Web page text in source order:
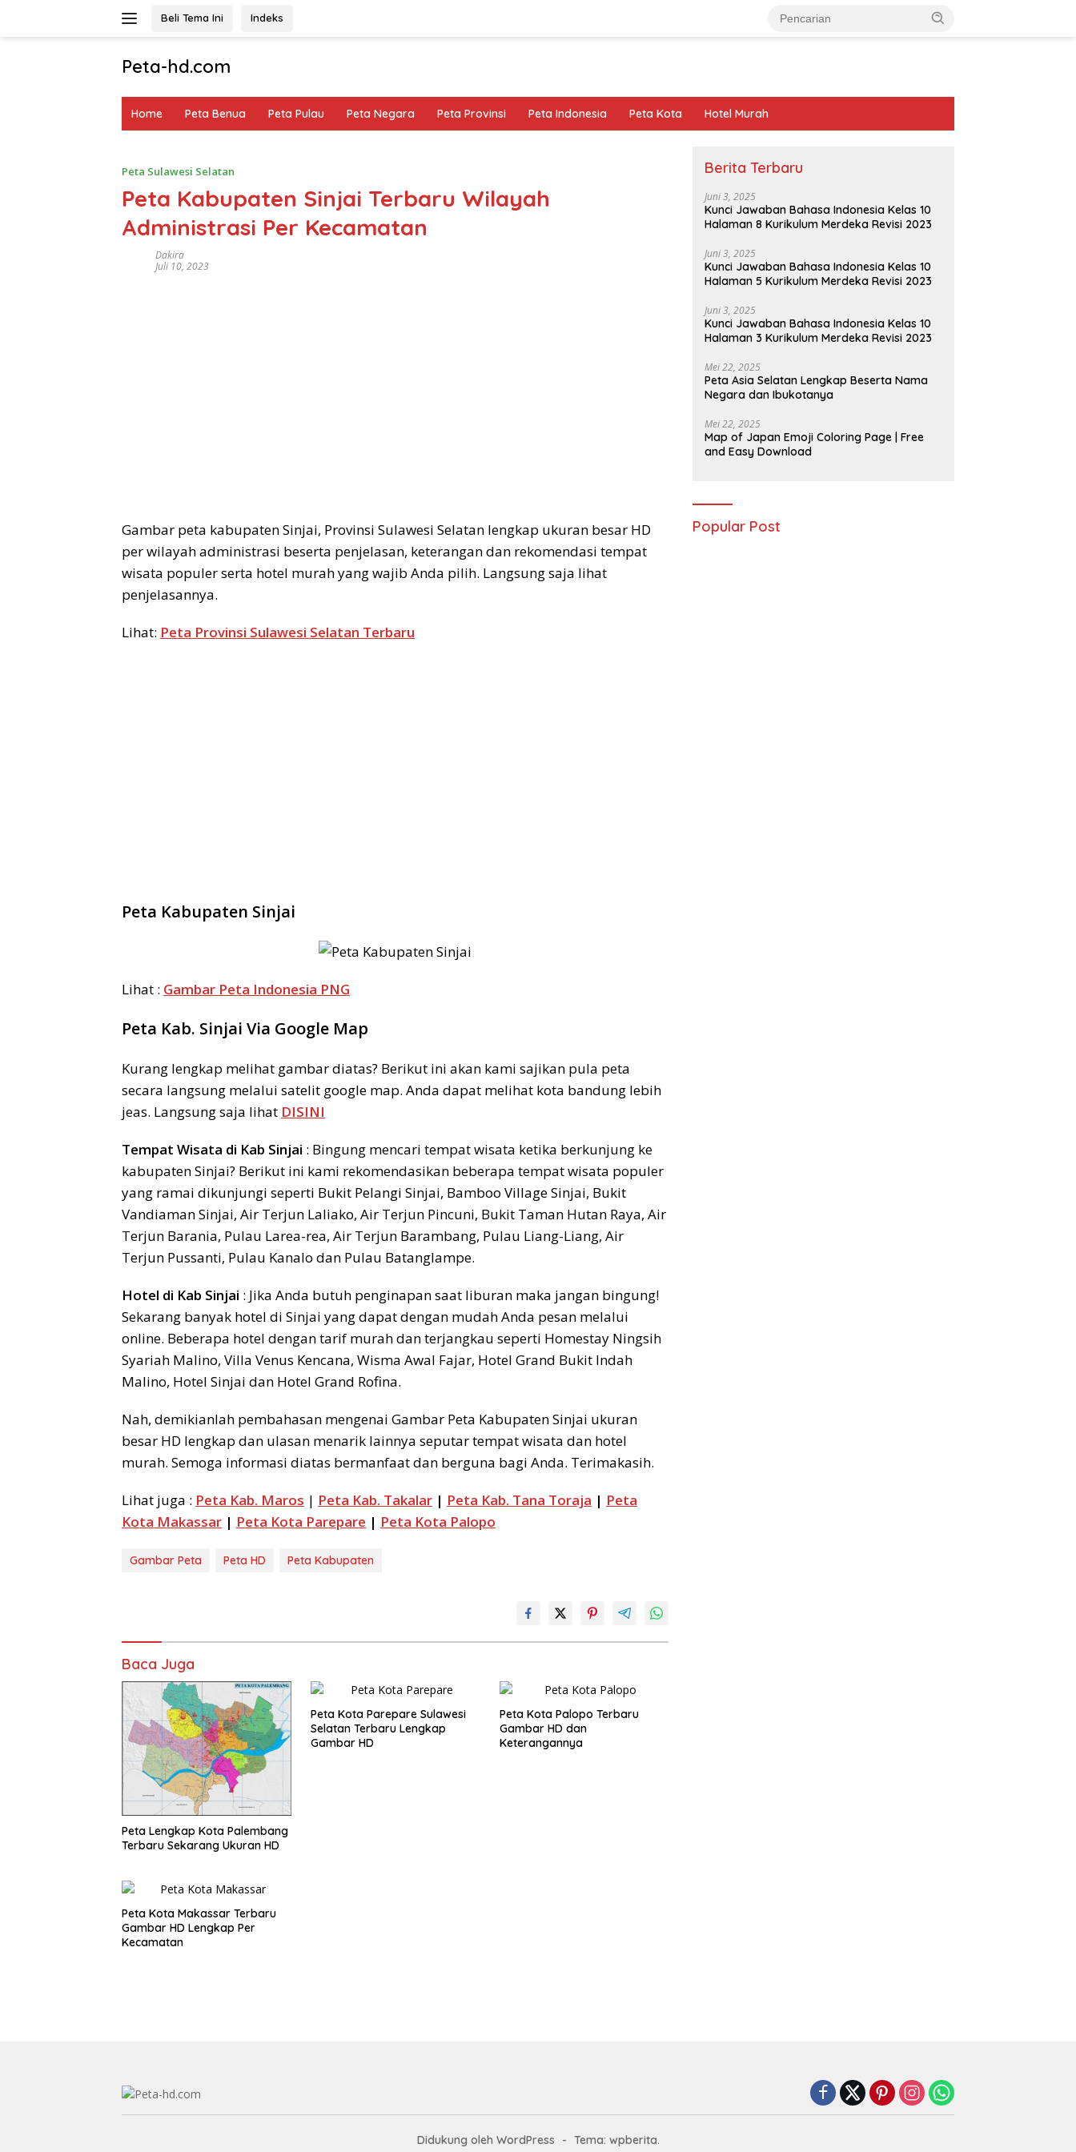
Beli Tema Ini Indeks
Peta-hd.com
Gambar
Home Peta Benua Peta Pulau Peta Negara Peta Provinsi Peta Indonesia Peta Kota Hotel Murah
Peta Sulawesi Selatan
Peta Kabupaten Sinjai Terbaru Wilayah
Administrasi Per Kecamatan
Dakira
Juli 10, 2023
Gambar peta kabupaten Sinjai, Provinsi Sulawesi Selatan lengkap ukuran besar HD
per wilayah administrasi beserta penjelasan, keterangan dan rekomendasi tempat
wisata populer serta hotel murah yang wajib Anda pilih. Langsung saja lihat
penjelasannya.
Lihat: Peta Provinsi Sulawesi Selatan Terbaru
Peta Kabupaten Sinjai
Lihat : Gambar Peta Indonesia PNG
Peta Kab. Sinjai Via Google Map
Kurang lengkap melihat gambar diatas? Berikut ini akan kami sajikan pula peta
secara langsung melalui satelit google map. Anda dapat melihat kota bandung lebih
jeas. Langsung saja lihat DISINI
Tempat Wisata di Kab Sinjai : Bingung mencari tempat wisata ketika berkunjung ke
kabupaten Sinjai? Berikut ini kami rekomendasikan beberapa tempat wisata populer
yang ramai dikunjungi seperti Bukit Pelangi Sinjai, Bamboo Village Sinjai, Bukit
Vandiaman Sinjai, Air Terjun Laliako, Air Terjun Pincuni, Bukit Taman Hutan Raya, Air
Terjun Barania, Pulau Larea-rea, Air Terjun Barambang, Pulau Liang-Liang, Air
Terjun Pussanti, Pulau Kanalo dan Pulau Batanglampe.
Hotel di Kab Sinjai : Jika Anda butuh penginapan saat liburan maka jangan bingung!
Sekarang banyak hotel di Sinjai yang dapat dengan mudah Anda pesan melalui
online. Beberapa hotel dengan tarif murah dan terjangkau seperti Homestay Ningsih
Syariah Malino, Villa Venus Kencana, Wisma Awal Fajar, Hotel Grand Bukit Indah
Malino, Hotel Sinjai dan Hotel Grand Rofina.
Nah, demikianlah pembahasan mengenai Gambar Peta Kabupaten Sinjai ukuran
besar HD lengkap dan ulasan menarik lainnya seputar tempat wisata dan hotel
murah. Semoga informasi diatas bermanfaat dan berguna bagi Anda. Terimakasih.
Lihat juga : Peta Kab. Maros | Peta Kab. Takalar | Peta Kab. Tana Toraja | Peta
Kota Makassar | Peta Kota Parepare | Peta Kota Palopo
Gambar Peta Peta HD Peta Kabupaten
Baca Juga
Peta Lengkap Kota Palembang
Terbaru Sekarang Ukuran HD
Peta Kota Parepare Sulawesi
Selatan Terbaru Lengkap
Gambar HD
Peta Kota Palopo Terbaru
Gambar HD dan
Keterangannya
Peta Kota Makassar Terbaru
Gambar HD Lengkap Per
Kecamatan
Berita Terbaru
Juni 3, 2025
Kunci Jawaban Bahasa Indonesia Kelas 10
Halaman 8 Kurikulum Merdeka Revisi 2023
Juni 3, 2025
Kunci Jawaban Bahasa Indonesia Kelas 10
Halaman 5 Kurikulum Merdeka Revisi 2023
Juni 3, 2025
Kunci Jawaban Bahasa Indonesia Kelas 10
Halaman 3 Kurikulum Merdeka Revisi 2023
Mei 22, 2025
Peta Asia Selatan Lengkap Beserta Nama
Negara dan Ibukotanya
Mei 22, 2025
Map of Japan Emoji Coloring Page | Free
and Easy Download
Popular Post
Didukung oleh WordPress - Tema: wpberita.